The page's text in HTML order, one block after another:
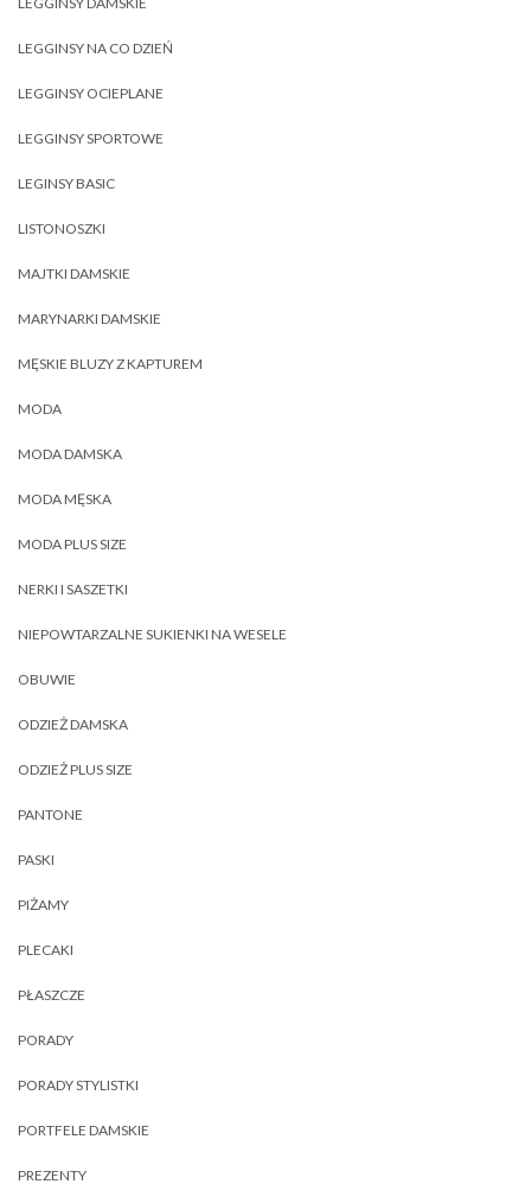
LEGGINSY NA CO DZIEŃ
LEGGINSY OCIEPLANE
LEGGINSY SPORTOWE
LEGINSY BASIC
LISTONOSZKI
MAJTKI DAMSKIE
MARYNARKI DAMSKIE
MĘSKIE BLUZY Z KAPTUREM
MODA
MODA DAMSKA
MODA MĘSKA
MODA PLUS SIZE
NERKI I SASZETKI
NIEPOWTARZALNE SUKIENKI NA WESELE
OBUWIE
ODZIEŻ DAMSKA
ODZIEŻ PLUS SIZE
PANTONE
PASKI
PIŻAMY
PLECAKI
PŁASZCZE
PORADY
PORADY STYLISTKI
PORTFELE DAMSKIE
PREZENTY